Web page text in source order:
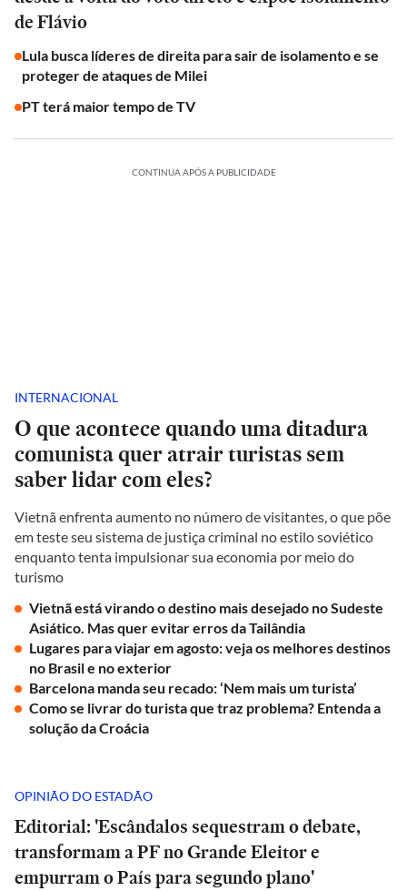
de Flávio
Lula busca líderes de direita para sair de isolamento e se
proteger de ataques de Milei
PT terá maior tempo de TV
CONTINUA APÓS A PUBLICIDADE
INTERNACIONAL
O que acontece quando uma ditadura
comunista quer atrair turistas sem
saber lidar com eles?
Vietnã enfrenta aumento no número de visitantes, o que põe
em teste seu sistema de justiça criminal no estilo soviético
enquanto tenta impulsionar sua economia por meio do
turismo
Vietnã está virando o destino mais desejado no Sudeste
Asiático. Mas quer evitar erros da Tailândia
Lugares para viajar em agosto: veja os melhores destinos
no Brasil e no exterior
Barcelona manda seu recado: ‘Nem mais um turista’
Como se livrar do turista que traz problema? Entenda a
solução da Croácia
OPINIÃO DO ESTADÃO
Editorial: 'Escândalos sequestram o debate,
transformam a PF no Grande Eleitor e
empurram o País para segundo plano'